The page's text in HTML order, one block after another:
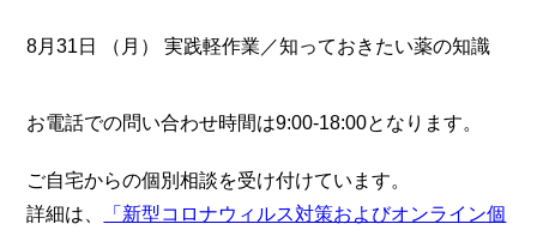
8月31日 （月） 実践軽作業／知っておきたい薬の知識
お電話での問い合わせ時間は9:00-18:00となります。
ご自宅からの個別相談を受け付けています。
詳細は、
「新型コロナウィルス対策およびオンライン個